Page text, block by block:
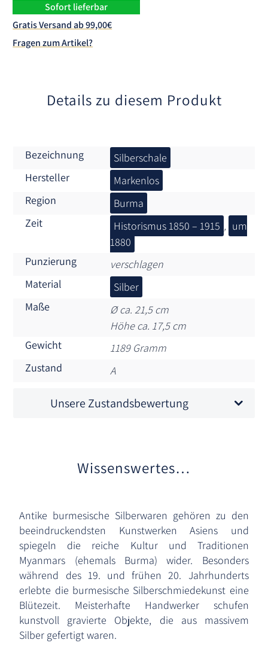
Sofort lieferbar
Gratis Versand ab 99,00€
Fragen zum Artikel?
Details zu diesem Produkt
Bezeichnung
Silberschale
Hersteller
Markenlos
Region
Burma
Zeit
Historismus 1850 – 1915 , um
1880
Punzierung
verschlagen
Material
Silber
Maße
Ø ca. 21,5 cm
Höhe ca. 17,5 cm
Gewicht
1189 Gramm
Zustand
A
Unsere Zustandsbewertung
Wissenswertes…
Antike burmesische Silberwaren gehören zu den
beeindruckendsten Kunstwerken Asiens und
spiegeln die reiche Kultur und Traditionen
Myanmars (ehemals Burma) wider. Besonders
während des 19. und frühen 20. Jahrhunderts
erlebte die burmesische Silberschmiedekunst eine
Blütezeit. Meisterhafte Handwerker schufen
kunstvoll gravierte Objekte, die aus massivem
Silber gefertigt waren.